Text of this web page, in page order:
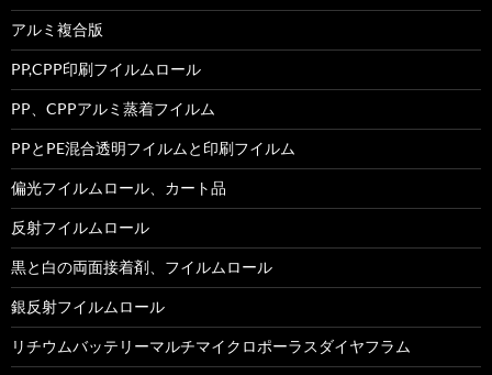
アルミ複合版
PP,CPP印刷フイルムロール
PP、CPPアルミ蒸着フイルム
PPとPE混合透明フイルムと印刷フイルム
偏光フイルムロール、カート品
反射フイルムロール
黒と白の両面接着剤、フイルムロール
銀反射フイルムロール
リチウムバッテリーマルチマイクロポーラスダイヤフラム